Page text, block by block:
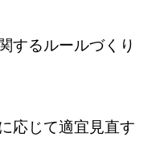
するルールづくり
応じて適宜見直す